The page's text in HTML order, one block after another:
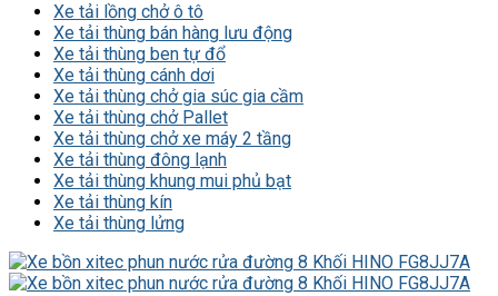
Xe tải lồng chở ô tô
Xe tải thùng bán hàng lưu động
Xe tải thùng ben tự đổ
Xe tải thùng cánh dơi
Xe tải thùng chở gia súc gia cầm
Xe tải thùng chở Pallet
Xe tải thùng chở xe máy 2 tầng
Xe tải thùng đông lạnh
Xe tải thùng khung mui phủ bạt
Xe tải thùng kín
Xe tải thùng lửng